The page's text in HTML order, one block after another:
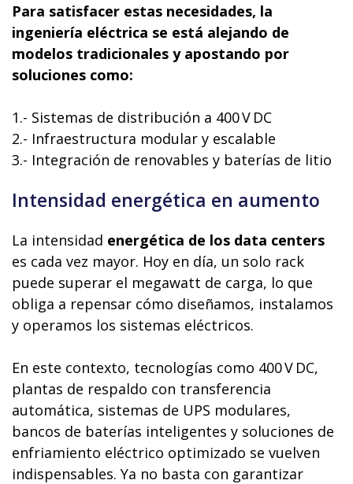
Para satisfacer estas necesidades, la
ingeniería eléctrica se está alejando de
modelos tradicionales y apostando por
soluciones como:
1.- Sistemas de distribución a 400 V DC
2.- Infraestructura modular y escalable
3.- Integración de renovables y baterías de litio
Intensidad energética en aumento
La intensidad energética de los data centers
es cada vez mayor. Hoy en día, un solo rack
puede superar el megawatt de carga, lo que
obliga a repensar cómo diseñamos, instalamos
y operamos los sistemas eléctricos.
En este contexto, tecnologías como 400 V DC,
plantas de respaldo con transferencia
automática, sistemas de UPS modulares,
bancos de baterías inteligentes y soluciones de
enfriamiento eléctrico optimizado se vuelven
indispensables. Ya no basta con garantizar